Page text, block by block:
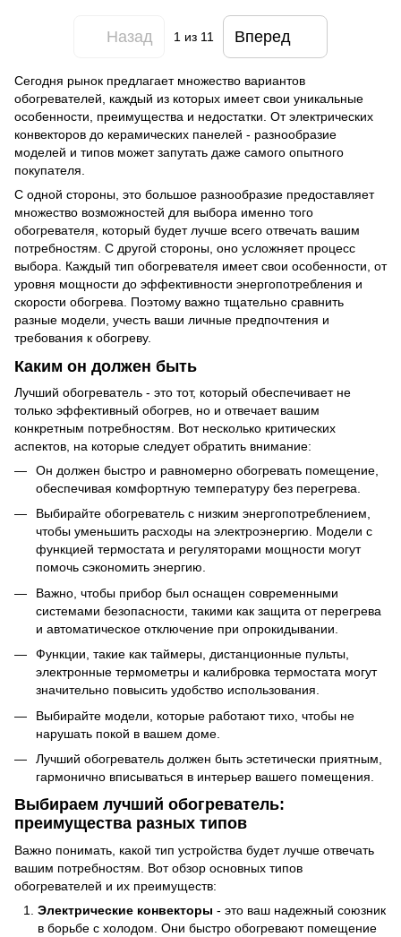
Назад 1 из 11 Вперед
Сегодня рынок предлагает множество вариантов
обогревателей, каждый из которых имеет свои уникальные
особенности, преимущества и недостатки. От электрических
конвекторов до керамических панелей - разнообразие
моделей и типов может запутать даже самого опытного
покупателя.
С одной стороны, это большое разнообразие предоставляет
множество возможностей для выбора именно того
обогревателя, который будет лучше всего отвечать вашим
потребностям. С другой стороны, оно усложняет процесс
выбора. Каждый тип обогревателя имеет свои особенности, от
уровня мощности до эффективности энергопотребления и
скорости обогрева. Поэтому важно тщательно сравнить
разные модели, учесть ваши личные предпочтения и
требования к обогреву.
Каким он должен быть
Лучший обогреватель - это тот, который обеспечивает не
только эффективный обогрев, но и отвечает вашим
конкретным потребностям. Вот несколько критических
аспектов, на которые следует обратить внимание:
Он должен быстро и равномерно обогревать помещение,
обеспечивая комфортную температуру без перегрева.
Выбирайте обогреватель с низким энергопотреблением,
чтобы уменьшить расходы на электроэнергию. Модели с
функцией термостата и регуляторами мощности могут
помочь сэкономить энергию.
Важно, чтобы прибор был оснащен современными
системами безопасности, такими как защита от перегрева
и автоматическое отключение при опрокидывании.
Функции, такие как таймеры, дистанционные пульты,
электронные термометры и калибровка термостата могут
значительно повысить удобство использования.
Выбирайте модели, которые работают тихо, чтобы не
нарушать покой в ​​вашем доме.
Лучший обогреватель должен быть эстетически приятным,
гармонично вписываться в интерьер вашего помещения.
Выбираем лучший обогреватель:
преимущества разных типов
Важно понимать, какой тип устройства будет лучше отвечать
вашим потребностям. Вот обзор основных типов
обогревателей и их преимуществ:
Электрические конвекторы - это ваш надежный союзник
в борьбе с холодом. Они быстро обогревают помещение